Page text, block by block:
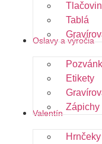
Tablá
Oslavy a výročia
Etikety
Zápichy
Valentín